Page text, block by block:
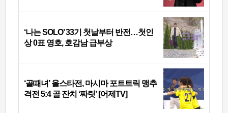
‘나는 SOLO’ 33기 첫날부터 반전…첫인
상 0표 영호, 호감남 급부상
‘골때녀’ 올스타전, 마시마 포트트릭 맹추
격전 5:4 골 잔치 ‘짜릿’ [어제TV]